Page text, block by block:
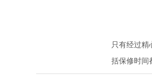
只有经过
括保修时间